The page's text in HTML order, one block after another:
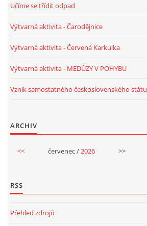
Učíme se třídit odpad
Výtvarná aktivita - Čarodějnice
Výtvarná aktivita - Červená Karkulka
Výtvarná aktivita - MEDÚZY V POHYBU
Vznik samostatného československého státu
ARCHIV
<< červenec /2026 >>
RSS
Přehled zdrojů